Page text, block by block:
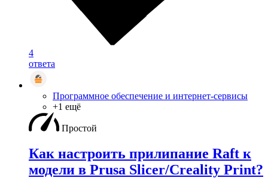
4
ответа
Программное обеспечение и интернет-сервисы
+1 ещё
Простой
Как настроить прилипание Raft к
модели в Prusa Slicer/Creality Print?